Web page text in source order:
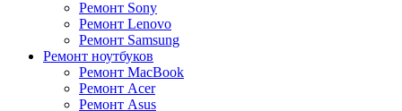
Ремонт Sony
Ремонт Lenovo
Ремонт Samsung
Ремонт ноутбуков
Ремонт MacBook
Ремонт Acer
Ремонт Asus